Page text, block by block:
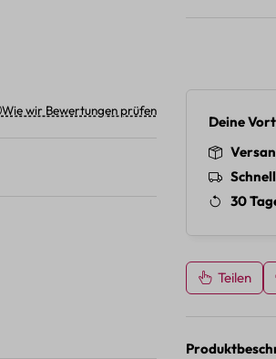
Deine
30
Teilen
Wie wir Bewertungen prüfen